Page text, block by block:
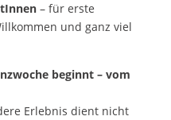
– für erste
und ganz viel
beginnt – vom
Erlebnis dient nicht